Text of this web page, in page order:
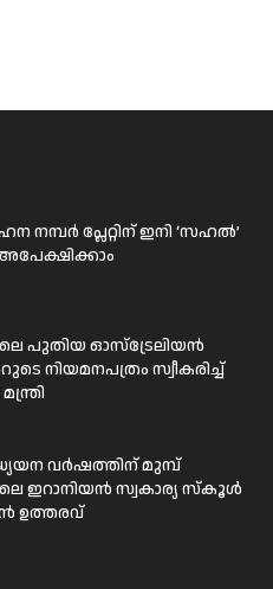
നമ്പർ പ്ലേറ്റിന് ഇനി ‘സഹൽ’
പുതിയ ഓസ്ട്രേലിയൻ
നിയമനപത്രം സ്വീകരിച്ച്
വർഷത്തിന് മുമ്പ്
ഇറാനിയൻ സ്വകാര്യ സ്കൂൾ
ഉത്തരവ്